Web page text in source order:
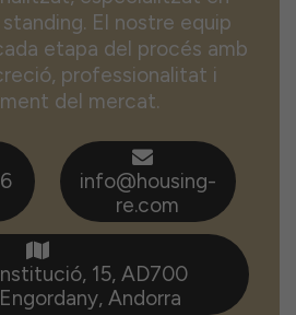
un servei immobiliari
especialitzat en
El nostre equip
etapa del procés amb
professionalitat i